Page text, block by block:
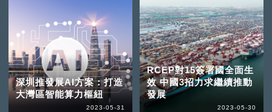
深圳推發展AI方案：打造
大灣區智能算力樞紐
2023-05-31
RCEP對15簽署國全面生
效 中國3招力求繼續推動
發展
2023-05-30